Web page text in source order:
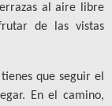
al aire libre
de las vistas
que seguir el
En el camino,